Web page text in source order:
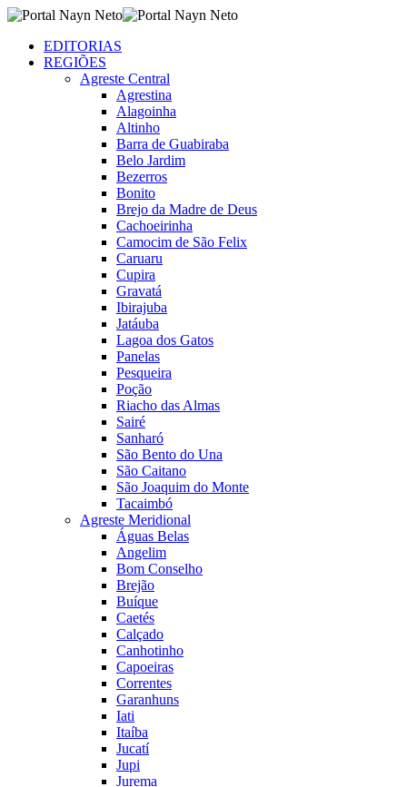
EDITORIAS
REGIÕES
Agreste Central
Agrestina
Alagoinha
Altinho
Barra de Guabiraba
Belo Jardim
Bezerros
Bonito
Brejo da Madre de Deus
Cachoeirinha
Camocim de São Felix
Caruaru
Cupira
Gravatá
Ibirajuba
Jatáuba
Lagoa dos Gatos
Panelas
Pesqueira
Poção
Riacho das Almas
Sairé
Sanharó
São Bento do Una
São Caitano
São Joaquim do Monte
Tacaimbó
Agreste Meridional
Águas Belas
Angelim
Bom Conselho
Brejão
Buíque
Caetés
Calçado
Canhotinho
Capoeiras
Correntes
Garanhuns
Iati
Itaíba
Jucatí
Jupi
Jurema